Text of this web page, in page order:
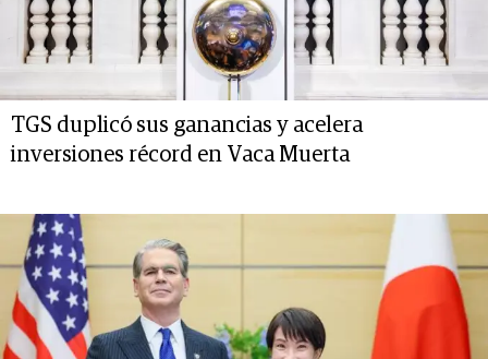
TGS duplicó sus ganancias y acelera
inversiones récord en Vaca Muerta